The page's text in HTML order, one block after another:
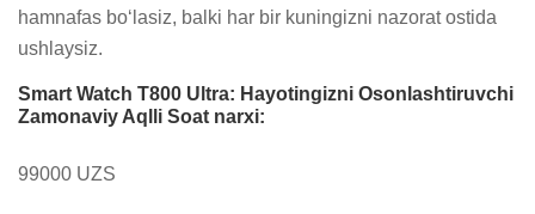
hamnafas bo‘lasiz, balki har bir kuningizni nazorat ostida
ushlaysiz.
Smart Watch T800 Ultra: Hayotingizni Osonlashtiruvchi
Zamonaviy Aqlli Soat narxi:
99000 UZS